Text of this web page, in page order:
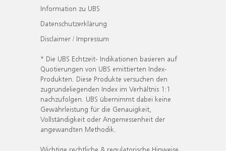
Information zu UBS
Datenschutzerklärung
Disclaimer / Impressum
* Die UBS Echtzeit- Indikationen basieren auf
Quotierungen von UBS emittierten Index-
Produkten. Diese Produkte versuchen den
zugrundeliegenden Index im Verhältnis 1:1
nachzufolgen. UBS übernimmt dabei keine
Gewährleistung für die Genauigkeit,
Vollständigkeit oder Angemessenheit der
angewandten Methodik.